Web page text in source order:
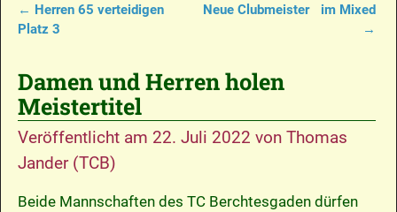
Artikelnavigation
← Herren 65 verteidigen
Platz 3
Neue Clubmeister im Mixed
→
Damen und Herren holen
Meistertitel
Veröffentlicht am 22. Juli 2022 von Thomas
Jander (TCB)
Beide Mannschaften des TC Berchtesgaden dürfen